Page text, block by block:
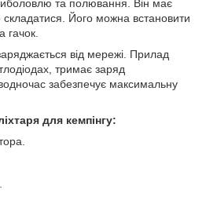
та полювання. Він має
складатися. Його можна встановити
гачок.
від мережі. Прилад
тримає заряд
забезпечує максимальну
для кемпінгу: